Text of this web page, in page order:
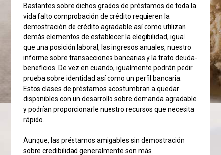
Bastantes sobre dichos grados de préstamos de toda la
vida falto comprobación de crédito requieren la
demostración de crédito agradable así­ como utilizan
demás elementos de establecer la elegibilidad, igual
que una posición laboral, las ingresos anuales, nuestro
informe sobre transacciones bancarias y la trato deuda-
beneficios. De vez en cuando, igualmente podrán pedir
prueba sobre identidad así­ como un perfil bancaria.
Estos clases de préstamos acostumbran a quedar
disponibles con un desarrollo sobre demanda agradable
y podrían proporcionarle nuestro recursos que necesita
rápido.
Aunque, las préstamos amigables sin demostración
sobre credibilidad generalmente son más